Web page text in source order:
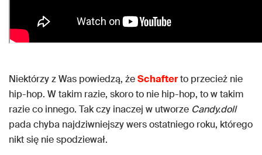
Niektórzy z Was powiedzą, żeSchafterto przecież nie
hip-hop. W takim razie, skoro to nie hip-hop, to w takim
razie co innego. Tak czy inaczej w utworze Candy.doll
pada chyba najdziwniejszy wers ostatniego roku, którego
nikt się nie spodziewał.